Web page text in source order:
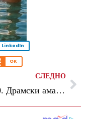
LinkedIn
OK
СЛЕДНО
На 60. Драмски аматерски фестивал во Кочани ќе настапат 12 домашни и странски театарски групи